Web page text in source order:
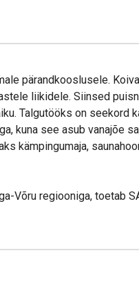
pärandkooslusele.
liikidele. Siinsed
Talgutööks on seekord
kuna see asub vanajõe
kämpingumaja,
Võru regiooniga, toetab